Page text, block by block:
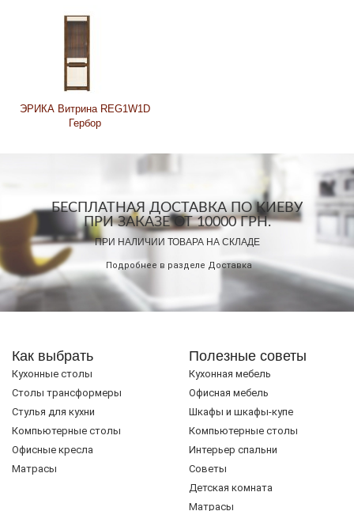
ЭРИКА Витрина REG1W1D
Гербор
БЕСПЛАТНАЯ ДОСТАВКА ПО КИЕВУ
ПРИ ЗАКАЗЕ ОТ 10000 ГРН.
ПРИ НАЛИЧИИ ТОВАРА НА СКЛАДЕ
Подробнее в разделе Доставка
Как выбрать
Кухонные столы
Cтолы трансформеры
Стулья для кухни
Компьютерные столы
Офисные кресла
Матрасы
Полезные советы
Кухонная мебель
Офисная мебель
Шкафы и шкафы-купе
Компьютерные столы
Интерьер спальни
Советы
Детская комната
Матрасы